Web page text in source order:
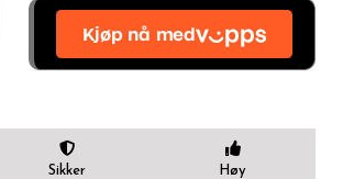
Alternative:
Sikker Høy